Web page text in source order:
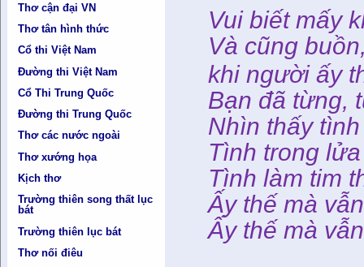
Thơ cận đại VN
Thơ tân hình thức
Cổ thi Việt Nam
Đường thi Việt Nam
Cổ Thi Trung Quốc
Đường thi Trung Quốc
Thơ các nước ngoài
Thơ xướng họa
Kịch thơ
Trường thiên song thất lục
bát
Trường thiên lục bát
Thơ nối điêu
Vui biết mấy
Và cũng
khi người ấy
Bạn đã từng,
Nhìn thấy
Tình trong
Tình làm tim
Ấy thế mà
Ấy thế mà